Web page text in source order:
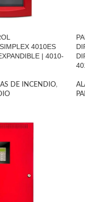
4010ES
| 4010-
DE INCENDIO,